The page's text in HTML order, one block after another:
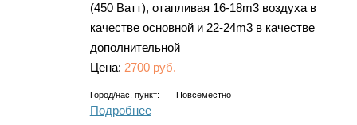
(450 Ватт), отапливая 16-18m3 воздуха в
качестве основной и 22-24m3 в качестве
дополнительной
Цена: 2700 руб.
Город/нас. пункт: Повсеместно
Подробнее